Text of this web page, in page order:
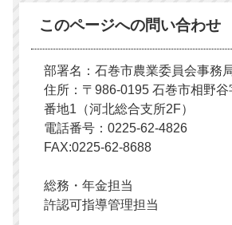
このページへの問い合わせ
部署名：石巻市農業委員会事務
住所：〒986-0195 石巻市相野
番地1（河北総合支所2F）
電話番号：0225-62-4826
FAX:0225-62-8688
総務・年金担当
許認可指導管理担当